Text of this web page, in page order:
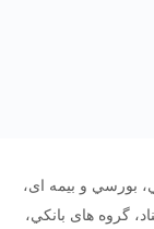
بورسي و بیمه ای،
گروه های بانکي،